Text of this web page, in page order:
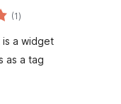
(1एकूण
मूल्यांकन
)
a widget
as a tag